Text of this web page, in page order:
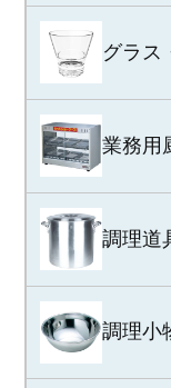
グラス
業務用
調理道
調理小